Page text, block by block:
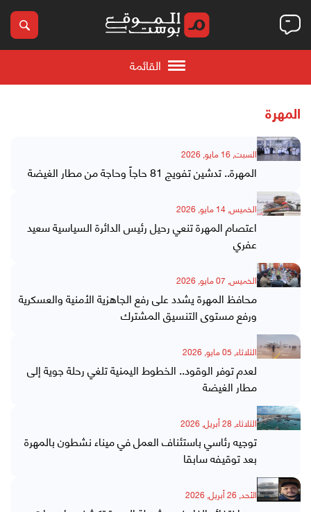
القائمة
المهرة
السبت, 16 مايو, 2026
المهرة.. تدشين تفويج 81 حاجاً وحاجة من مطار الغيضة
الخميس, 14 مايو, 2026
اعتصام المهرة تنعي رحيل رئيس الدائرة السياسية سعيد
عفري
الخميس, 07 مايو, 2026
محافظ المهرة يشدد على رفع الجاهزية الأمنية والعسكرية
ورفع مستوى التنسيق المشترك
الثلاثاء, 05 مايو, 2026
لعدم توفر الوقود.. الخطوط اليمنية تلغي رحلة جوية إلى
مطار الغيضة
الثلاثاء, 28 أبريل, 2026
توجيه رئاسي باستئناف العمل في ميناء نشطون بالمهرة
بعد توقيفه سابقا
الأحد, 26 أبريل, 2026